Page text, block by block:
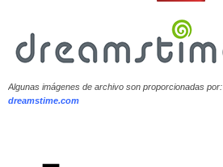
Algunas imágenes de archivo son proporcionadas por:
dreamstime.com